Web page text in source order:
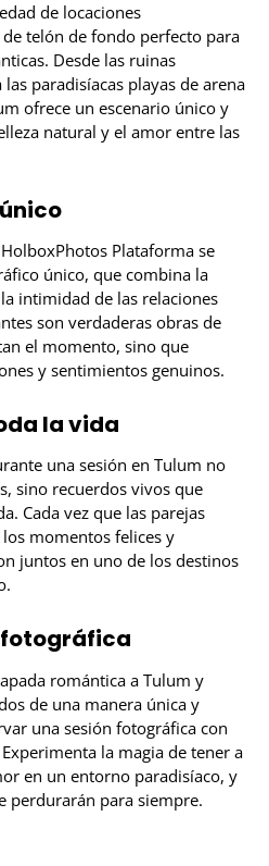
de locaciones
telón de fondo perfecto para
Desde las ruinas
paradisíacas playas de arena
ofrece un escenario único y
natural y el amor entre las
Plataforma se
único, que combina la
intimidad de las relaciones
son verdaderas obras de
el momento, sino que
y sentimientos genuinos.
la vida
una sesión en Tulum no
sino recuerdos vivos que
Cada vez que las parejas
momentos felices y
juntos en uno de los destinos
fotográfica
romántica a Tulum y
de una manera única y
una sesión fotográfica con
la magia de tener a
en un entorno paradisíaco, y
perdurarán para siempre.